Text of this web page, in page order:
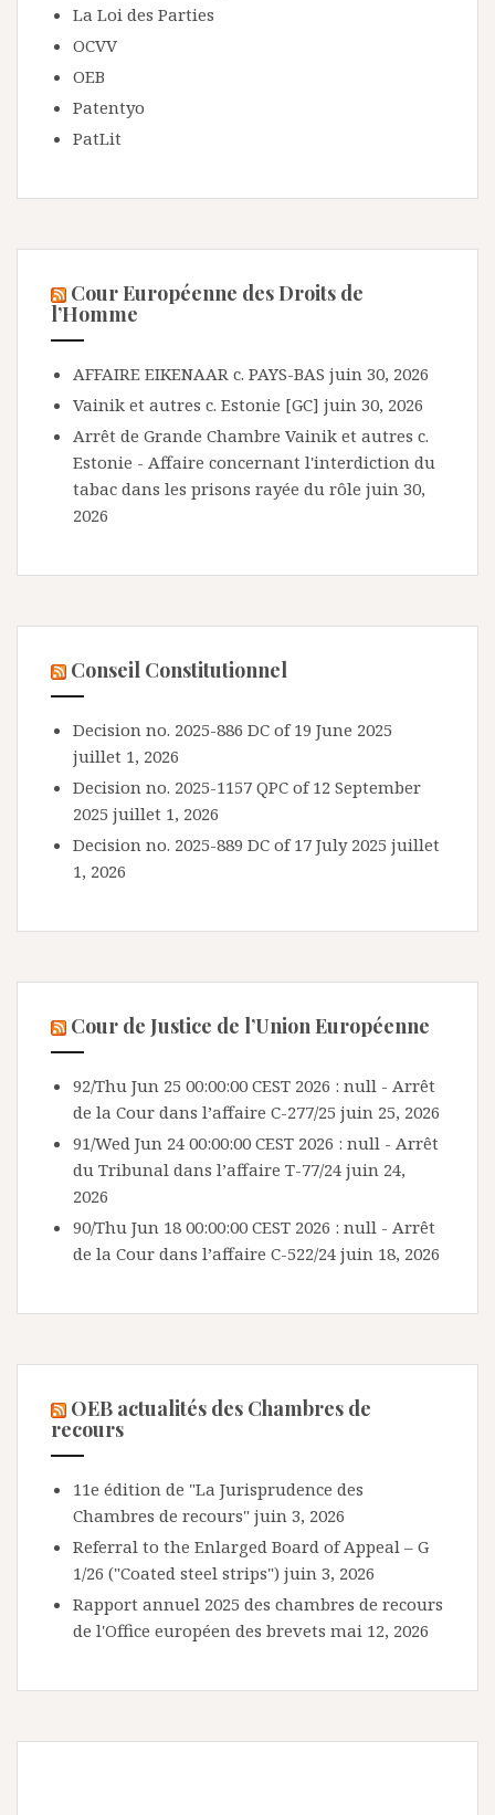
La Loi des Parties
OCVV
OEB
Patentyo
PatLit
Cour Européenne des Droits de
l’Homme
AFFAIRE EIKENAAR c. PAYS-BAS juin 30, 2026
Vainik et autres c. Estonie [GC] juin 30, 2026
Arrêt de Grande Chambre Vainik et autres c.
Estonie - Affaire concernant l'interdiction du
tabac dans les prisons rayée du rôle juin 30,
2026
Conseil Constitutionnel
Decision no. 2025-886 DC of 19 June 2025
juillet 1, 2026
Decision no. 2025-1157 QPC of 12 September
2025 juillet 1, 2026
Decision no. 2025-889 DC of 17 July 2025 juillet
1, 2026
Cour de Justice de l’Union Européenne
92/Thu Jun 25 00:00:00 CEST 2026 : null - Arrêt
de la Cour dans l’affaire C-277/25 juin 25, 2026
91/Wed Jun 24 00:00:00 CEST 2026 : null - Arrêt
du Tribunal dans l’affaire T-77/24 juin 24,
2026
90/Thu Jun 18 00:00:00 CEST 2026 : null - Arrêt
de la Cour dans l’affaire C-522/24 juin 18, 2026
OEB actualités des Chambres de
recours
11e édition de "La Jurisprudence des
Chambres de recours" juin 3, 2026
Referral to the Enlarged Board of Appeal – G
1/26 ("Coated steel strips") juin 3, 2026
Rapport annuel 2025 des chambres de recours
de l'Office européen des brevets mai 12, 2026